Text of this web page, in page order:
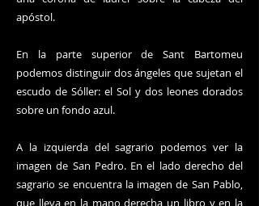
apóstol.
En la parte superior de Sant Bartomeu
podemos distinguir dos ángeles que sujetan el
escudo de Sóller: el Sol y dos leones dorados
sobre un fondo azul.
A la izquierda del sagrario podemos ver la
imagen de San Pedro. En el lado derecho del
sagrario se encuentra la imagen de San Pablo,
que lleva en la mano derecha un libro y en la